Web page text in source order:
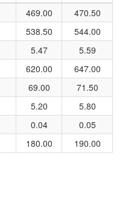
469.00
470.50
538.50
544.00
5.47
5.59
620.00
647.00
69.00
71.50
5.20
5.80
0.04
0.05
180.00 190.00